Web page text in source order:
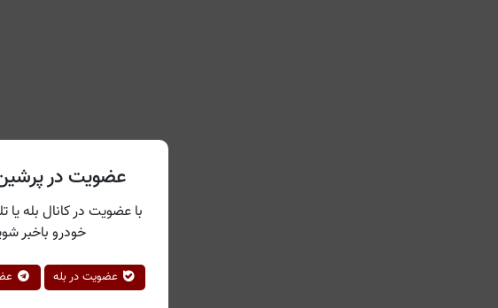
عضویت در
با عضویت در کانال بله یا
خودرو باخبر
عضویت در بله